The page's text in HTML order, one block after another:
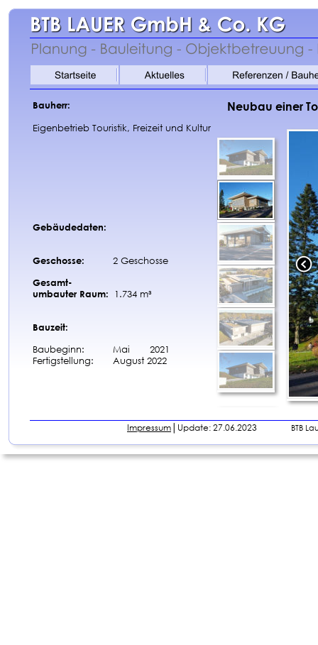
Impressum │Update: 27.06.2023 BTB
Neubau einer
Bauherr:
Eigenbetrieb Touristik, Freizeit und Kultur
Gebäudedaten:
Geschosse: 2 Geschosse
Gesamt-
umbauter Raum:
1.734 m³
Bauzeit:
Baubeginn:
Mai       2021
Fertigstellung:
August 2022